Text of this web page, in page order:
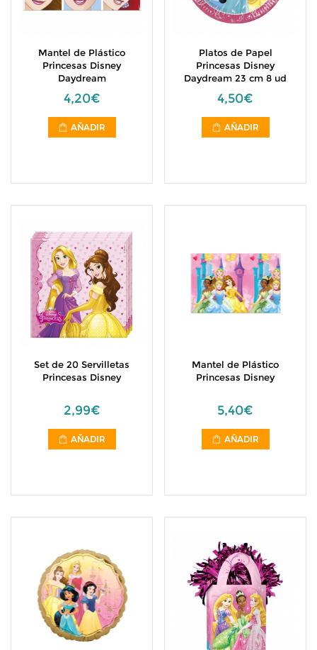
Mantel de Plástico
Princesas Disney
Daydream
4,20€
AÑADIR
Platos de Papel
Princesas Disney
Daydream 23 cm 8 ud
4,50€
AÑADIR
Set de 20 Servilletas
Princesas Disney
2,99€
AÑADIR
Mantel de Plástico
Princesas Disney
5,40€
AÑADIR